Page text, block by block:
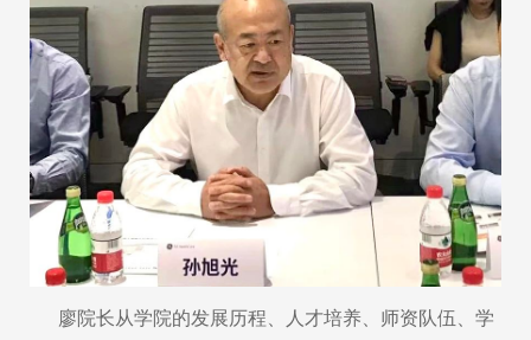
廖院长从学院的发展历程、人才培养、师资队伍、学